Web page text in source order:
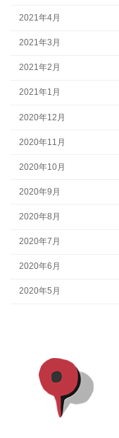
2021年4月
2021年3月
2021年2月
2021年1月
2020年12月
2020年11月
2020年10月
2020年9月
2020年8月
2020年7月
2020年6月
2020年5月